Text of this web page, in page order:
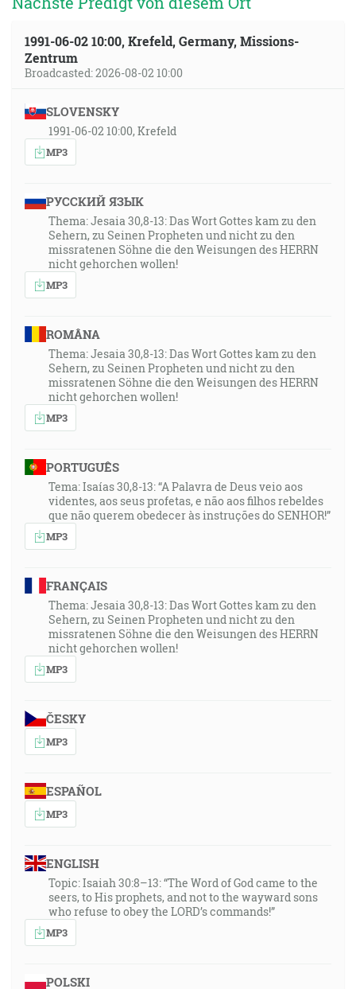
1991-06-02 10:00, Krefeld, Germany, Missions-
Zentrum
Broadcasted: 2026-08-02 10:00
SLOVENSKY
1991-06-02 10:00, Krefeld
MP3
РУССКИЙ ЯЗЫК
Thema: Jesaia 30,8-13: Das Wort Gottes kam zu den
Sehern, zu Seinen Propheten und nicht zu den
missratenen Söhne die den Weisungen des HERRN
nicht gehorchen wollen!
MP3
ROMÂNA
Thema: Jesaia 30,8-13: Das Wort Gottes kam zu den
Sehern, zu Seinen Propheten und nicht zu den
missratenen Söhne die den Weisungen des HERRN
nicht gehorchen wollen!
MP3
PORTUGUÊS
Tema: Isaías 30,8-13: “A Palavra de Deus veio aos
videntes, aos seus profetas, e não aos filhos rebeldes
que não querem obedecer às instruções do SENHOR!”
MP3
FRANÇAIS
Thema: Jesaia 30,8-13: Das Wort Gottes kam zu den
Sehern, zu Seinen Propheten und nicht zu den
missratenen Söhne die den Weisungen des HERRN
nicht gehorchen wollen!
MP3
ČESKY
MP3
ESPAÑOL
MP3
ENGLISH
Topic: Isaiah 30:8–13: “The Word of God came to the
seers, to His prophets, and not to the wayward sons
who refuse to obey the LORD’s commands!”
MP3
POLSKI